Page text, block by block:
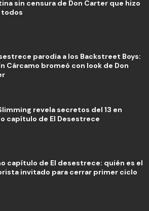
sin censura de Don Carter que hizo
todos
parodia a los Backstreet Boys:
Cárcamo bromeó con look de Don
revela secretos del 13 en
capítulo de El Desestrece
capítulo de El desestrece: quién es el
invitado para cerrar primer ciclo